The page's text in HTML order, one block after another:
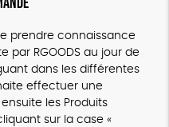
prendre connaissance
par RGOODS au jour de
dans les différentes
effectuer une
les Produits
sur la case «